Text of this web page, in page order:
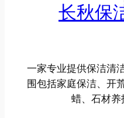
长秋保
一家专业提供保洁清
围包括家庭保洁、开
蜡、石材